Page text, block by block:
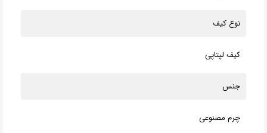
نوع کیف
کیف لپتاپی
جنس
چرم مصنوعی